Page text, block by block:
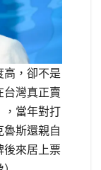
，卻不是
台灣真正賣
當年對打
斯還親自
後來居上票